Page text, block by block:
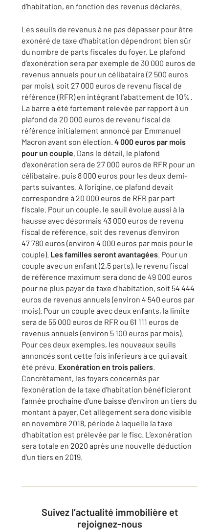
d’habitation, en fonction des revenus déclarés.
Les seuils de revenus à ne pas dépasser pour être
exonéré de taxe d’habitation dépendront bien sûr
du nombre de parts fiscales du foyer. Le plafond
d’exonération sera par exemple de 30 000 euros de
revenus annuels pour un célibataire (2 500 euros
par mois), soit 27 000 euros de revenu fiscal de
référence (RFR) en intégrant l’abattement de 10%.
La barre a été fortement relevée par rapport à un
plafond de 20 000 euros de revenu fiscal de
référence initialement annoncé par Emmanuel
Macron avant son élection. 4 000 euros par mois
pour un couple. Dans le détail, le plafond
d’exonération sera de 27 000 euros de RFR pour un
célibataire, puis 8 000 euros pour les deux demi-
parts suivantes. A l’origine, ce plafond devait
correspondre à 20 000 euros de RFR par part
fiscale. Pour un couple, le seuil évolue aussi à la
hausse avec désormais 43 000 euros de revenu
fiscal de référence, soit des revenus d’environ
47 780 euros (environ 4 000 euros par mois pour le
couple). Les familles seront avantagées. Pour un
couple avec un enfant (2,5 parts), le revenu fiscal
de référence maximum sera donc de 49 000 euros
pour ne plus payer de taxe d’habitation, soit 54 444
euros de revenus annuels (environ 4 540 euros par
mois). Pour un couple avec deux enfants, la limite
sera de 55 000 euros de RFR ou 61 111 euros de
revenus annuels (environ 5 100 euros par mois).
Pour ces deux exemples, les nouveaux seuils
annoncés sont cette fois inférieurs à ce qui avait
été prévu. Exonération en trois paliers.
Concrètement, les foyers concernés par
l’exonération de la taxe d’habitation bénéficieront
l’année prochaine d’une baisse d’environ un tiers du
montant à payer. Cet allègement sera donc visible
en novembre 2018, période à laquelle la taxe
d’habitation est prélevée par le fisc. L’exonération
sera totale en 2020 après une nouvelle déduction
d’un tiers en 2019.
Suivez l’actualité immobilière et
rejoignez-nous